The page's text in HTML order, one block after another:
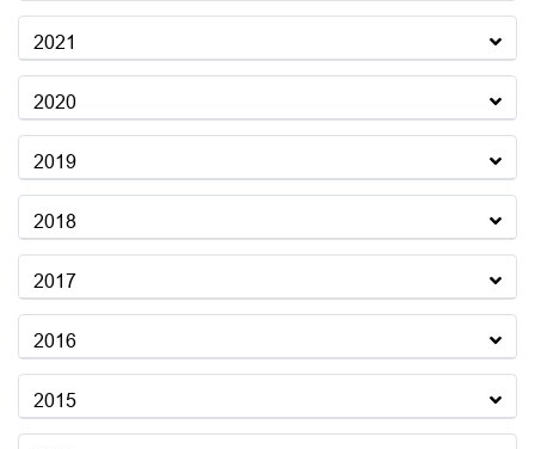
2021
2020
2019
2018
2017
2016
2015